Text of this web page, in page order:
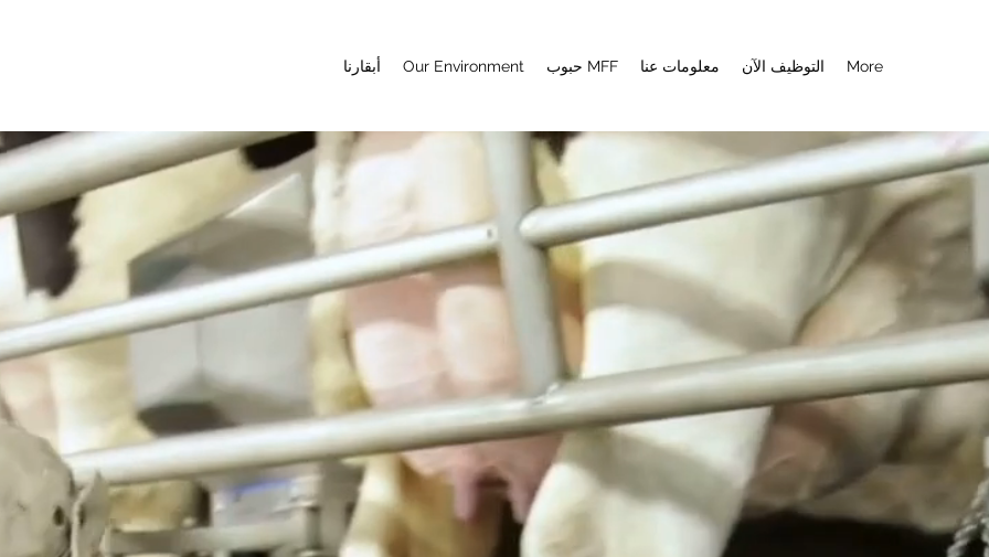
أبقارنا Our Environment حبوب MFF معلومات عنا التوظيف الآن More